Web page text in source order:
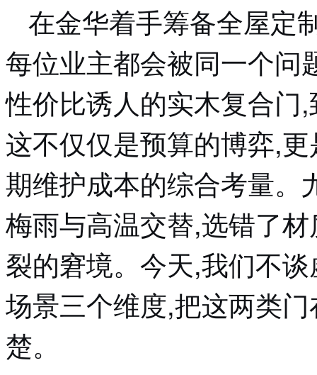
在金华着手筹备全屋定
每位业主都会被同一个问
性价比诱人的实木复合门
这不仅仅是预算的博弈,
期维护成本的综合考量。
梅雨与高温交替,选错了
裂的窘境。今天,我们不
场景三个维度,把这两类
楚。